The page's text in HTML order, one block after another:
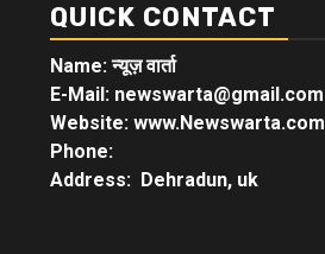
QUICK CONTACT
Name: न्यूज़ वार्ता
E-Mail: newswarta@gmail.com
Website: www.Newswarta.com
Phone:
Address: Dehradun, uk